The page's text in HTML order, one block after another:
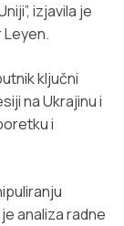
izjavila je
ključni
na Ukrajinu i
i
analiza radne